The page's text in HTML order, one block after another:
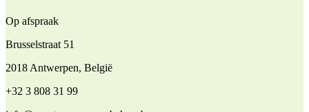
Op afspraak
Brusselstraat 51
2018 Antwerpen, België
+32 3 808 31 99